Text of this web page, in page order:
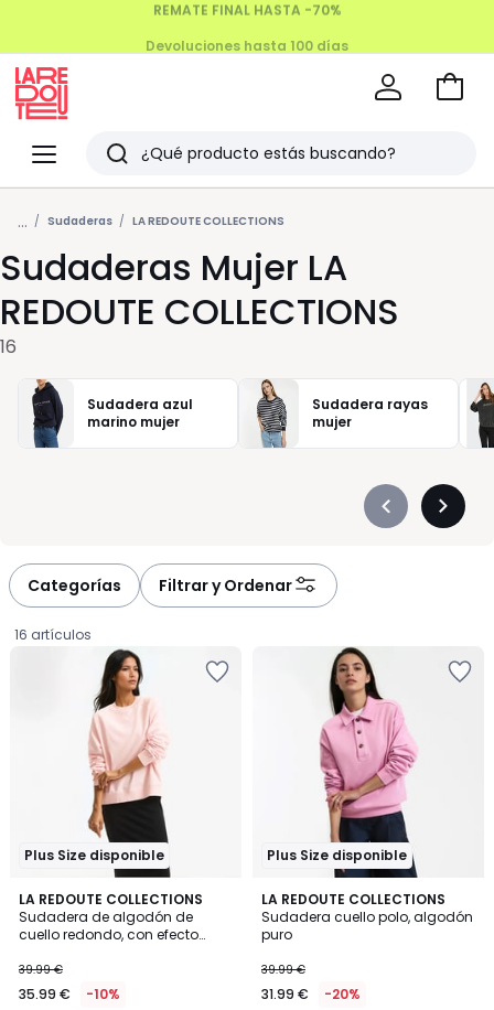
Menu
Redoute
Buscar
Últimos
artículos
vistos
Ir
... Sudaderas LA REDOUTE COLLECTIONS
Sudaderas Mujer LA
REDOUTE COLLECTIONS
16
Sudadera azul
marino mujer
Sudadera rayas
mujer
Précédent
Categorías Filtrar y Ordenar
16 artículos
Plus Size disponible
LA REDOUTE COLLECTIONS
Sudadera de algodón de
cuello redondo, con efecto
€
en
39.99 €
35.99 € -10%
3,9
/ 5
3
Colores
Plus Size disponible
LA REDOUTE COLLECTIONS
Sudadera cuello polo, algodón
puro
39.99 €
31.99 € -20%
3,1
/
5
2
Colores